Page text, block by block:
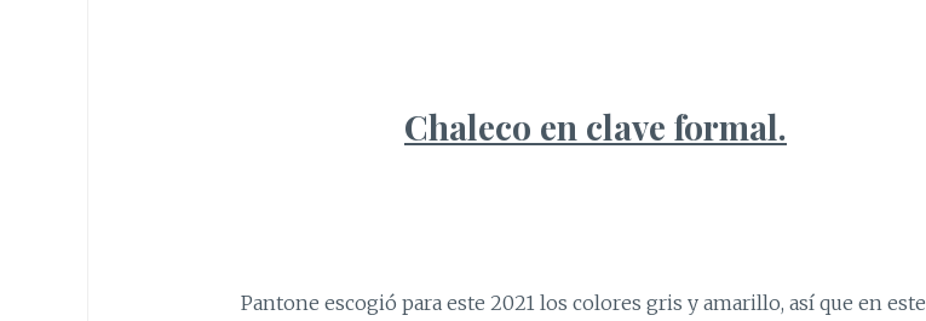
Chaleco en clave formal.
Pantone escogió para este 2021 los colores gris y amarillo, así que en este